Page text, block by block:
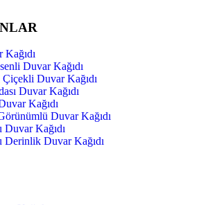
Duvar Kağıdı
Duvar Kağıdı
Duvar Kağıdı
Kağıdı
Duvar Kağıdı
Kağıdı
Derinlik Duvar Kağıdı